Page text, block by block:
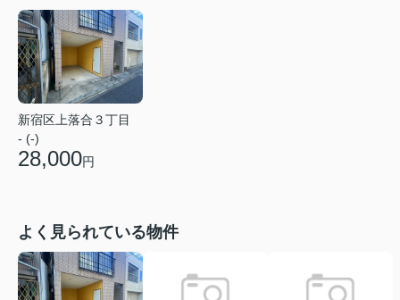
新宿区上落合３丁目
- (-)
28,000円
よく見られている物件